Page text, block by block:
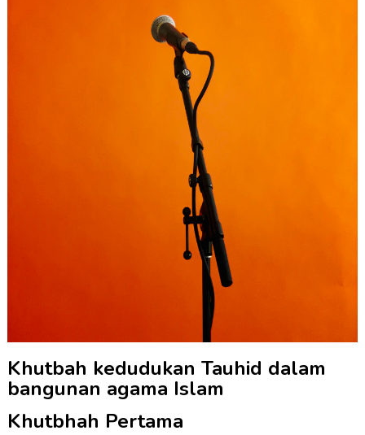
Khutbah kedudukan Tauhid dalam
bangunan agama Islam
Khutbhah Pertama